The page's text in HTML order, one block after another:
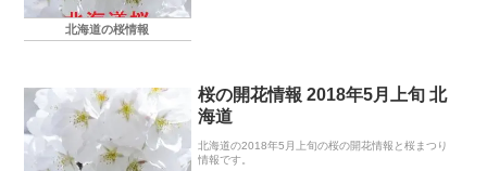
北海道の桜情報
桜の開花情報 2018年5月上旬 北
海道
北海道の2018年5月上旬の桜の開花情報と桜まつり
情報です。